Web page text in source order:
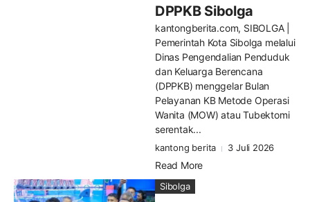
DPPKB Sibolga
kantongberita.com, SIBOLGA |
Pemerintah Kota Sibolga melalui
Dinas Pengendalian Penduduk
dan Keluarga Berencana
(DPPKB) menggelar Bulan
Pelayanan KB Metode Operasi
Wanita (MOW) atau Tubektomi
serentak...
kantong berita 3 Juli 2026
Read More
Sibolga